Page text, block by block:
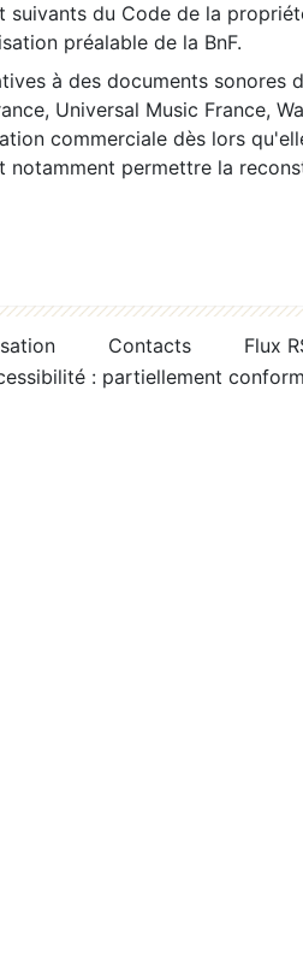
suivants du Code de la
préalable de la BnF.
à des documents sonores
Universal Music France,
commerciale dès lors
notamment permettre la
Contacts
Flux
: partiellement